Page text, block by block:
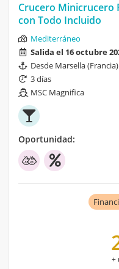
Crucero Minicrucero
con Todo Incluido
Mediterráneo
Salida el 16 octubre
Desde Marsella (Francia)
3 días
MSC Magnifica
Oportunidad:
+